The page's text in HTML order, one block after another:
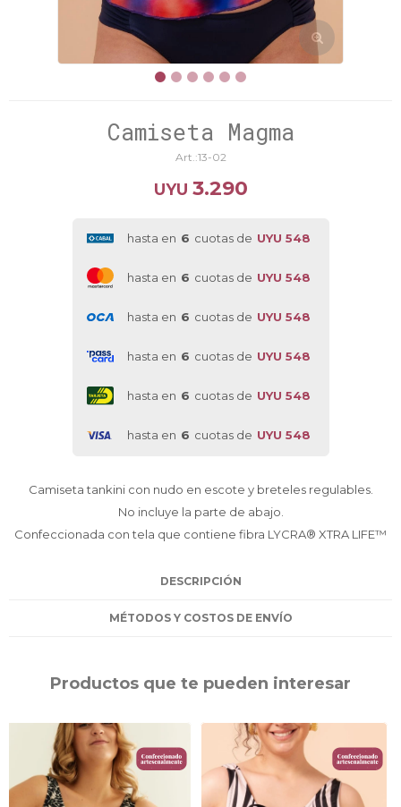
Camiseta Magma
13-02
UYU 3.290
hasta en 6 cuotas de UYU 548
hasta en 6 cuotas de UYU 548
hasta en 6 cuotas de UYU 548
hasta en 6 cuotas de UYU 548
hasta en 6 cuotas de UYU 548
hasta en 6 cuotas de UYU 548
Camiseta tankini con nudo en escote y breteles regulables.
No incluye la parte de abajo.
Confeccionada con tela que contiene fibra LYCRA® XTRA LIFE™
DESCRIPCIÓN
MÉTODOS Y COSTOS DE ENVÍO
Productos que te pueden interesar